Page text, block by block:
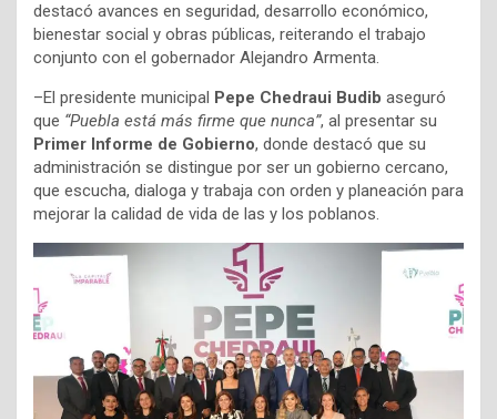
destacó avances en seguridad, desarrollo económico,
bienestar social y obras públicas, reiterando el trabajo
conjunto con el gobernador Alejandro Armenta.
–El presidente municipal Pepe Chedraui Budib aseguró
que “Puebla está más firme que nunca”, al presentar su
Primer Informe de Gobierno, donde destacó que su
administración se distingue por ser un gobierno cercano,
que escucha, dialoga y trabaja con orden y planeación para
mejorar la calidad de vida de las y los poblanos.